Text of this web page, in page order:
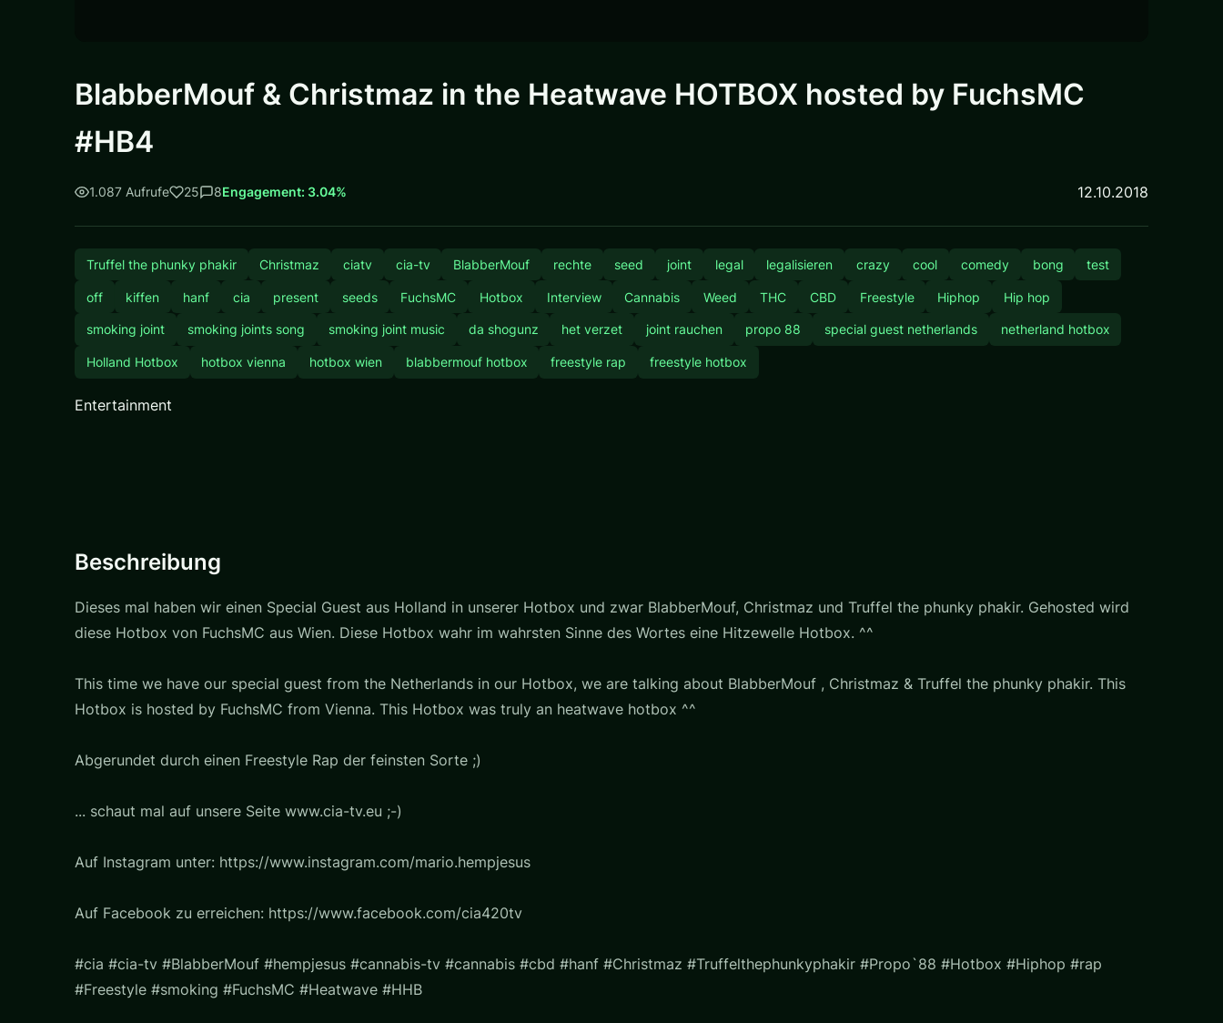
BlabberMouf & Christmaz in the Heatwave HOTBOX hosted by FuchsMC
#HB4
1.087 Aufrufe 25 8Engagement: 3.04% 12.10.2018
Truffel the phunky phakir Christmaz ciatv cia-tv BlabberMouf rechte seed joint legal legalisieren crazy cool comedy bong test
off kiffen hanf cia present seeds FuchsMC Hotbox Interview Cannabis Weed THC CBD Freestyle Hiphop Hip hop
smoking joint smoking joints song smoking joint music da shogunz het verzet joint rauchen propo 88 special guest netherlands netherland hotbox
Holland Hotbox hotbox vienna hotbox wien blabbermouf hotbox freestyle rap freestyle hotbox
Entertainment
Beschreibung
Dieses mal haben wir einen Special Guest aus Holland in unserer Hotbox und zwar BlabberMouf, Christmaz und Truffel the phunky phakir. Gehosted wird
diese Hotbox von FuchsMC aus Wien. Diese Hotbox wahr im wahrsten Sinne des Wortes eine Hitzewelle Hotbox. ^^
This time we have our special guest from the Netherlands in our Hotbox, we are talking about BlabberMouf , Christmaz & Truffel the phunky phakir. This
Hotbox is hosted by FuchsMC from Vienna. This Hotbox was truly an heatwave hotbox ^^
Abgerundet durch einen Freestyle Rap der feinsten Sorte ;)
... schaut mal auf unsere Seite www.cia-tv.eu ;-)
Auf Instagram unter: https://www.instagram.com/mario.hempjesus
Auf Facebook zu erreichen: https://www.facebook.com/cia420tv
#cia #cia-tv #BlabberMouf #hempjesus #cannabis-tv #cannabis #cbd #hanf #Christmaz #Truffelthephunkyphakir #Propo`88 #Hotbox #Hiphop #rap
#Freestyle #smoking #FuchsMC #Heatwave #HHB